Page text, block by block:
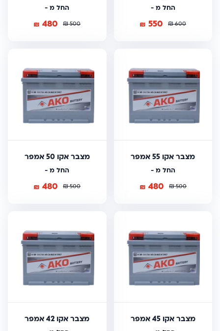
החל מ -
600
₪
550
₪
החל מ -
500
₪
480
₪
מצבר אקו 55 אמפר
החל מ -
500
₪
480
₪
מצבר אקו 50 אמפר
החל מ -
500
₪
480
₪
מצבר אקו 45 אמפר מצבר אקו 42 אמפר